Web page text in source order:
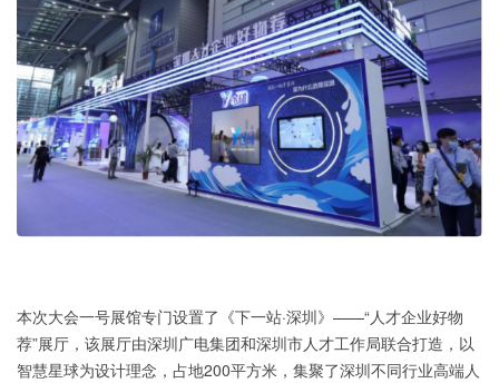
本次大会一号展馆专门设置了《下一站·深圳》——“人才企业好物
荐”展厅，该展厅由深圳广电集团和深圳市人才工作局联合打造，以
智慧星球为设计理念，占地200平方米，集聚了深圳不同行业高端人